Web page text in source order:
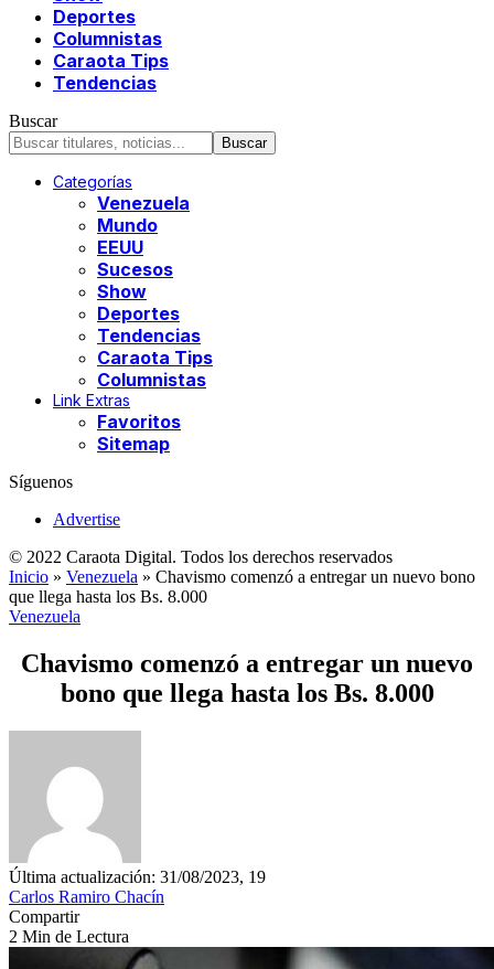
Deportes
Columnistas
Caraota Tips
Tendencias
Buscar
Categorías
Venezuela
Mundo
EEUU
Sucesos
Show
Deportes
Tendencias
Caraota Tips
Columnistas
Link Extras
Favoritos
Sitemap
Síguenos
Advertise
© 2022 Caraota Digital. Todos los derechos reservados
Inicio » Venezuela » Chavismo comenzó a entregar un nuevo bono
que llega hasta los Bs. 8.000
Venezuela
Chavismo comenzó a entregar un nuevo
bono que llega hasta los Bs. 8.000
Última actualización: 31/08/2023, 19
Carlos Ramiro Chacín
Compartir
2 Min de Lectura